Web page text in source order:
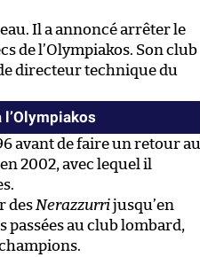
Il a annoncé arrêter le
de l’Olympiakos. Son club
directeur technique du
avant de faire un retour au
2002, avec lequel il
des Nerazzurrijusqu’en
passées au club lombard,